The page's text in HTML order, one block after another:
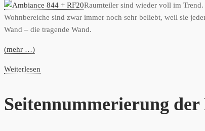
Raumteiler sind wieder voll im
Wohnbereiche sind zwar immer noch sehr beliebt, weil sie
Wand – die tragende Wand.
(mehr …)
Weiterlesen
Seitennummerierung der